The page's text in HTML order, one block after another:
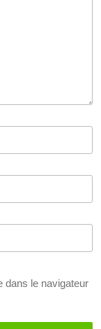
dans le navigateur